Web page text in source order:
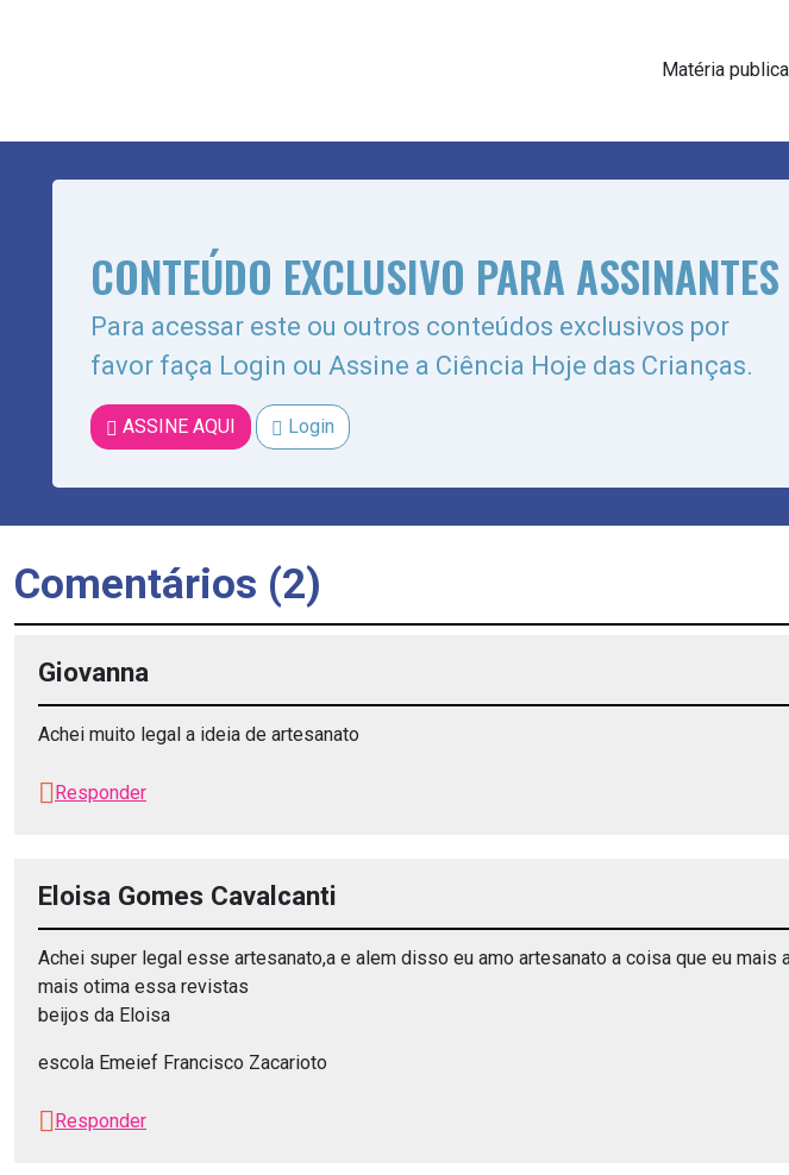
Matéria
CONTEÚDO EXCLUSIVO PARA ASSINANTES
Para acessar este ou outros conteúdos exclusivos por
favor faça Login ou Assine a Ciência Hoje das Crianças.
ASSINE AQUI Login
Comentários (2)
Giovanna
Achei muito legal a ideia de artesanato
Responder
Eloisa Gomes Cavalcanti
Achei super legal esse artesanato,a e alem disso eu amo artesanato a coisa que eu
mais otima essa revistas
beijos da Eloisa
escola Emeief Francisco Zacarioto
Responder